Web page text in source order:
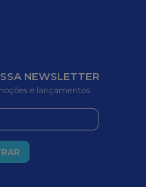
NEWSLETTER
e lançamentos